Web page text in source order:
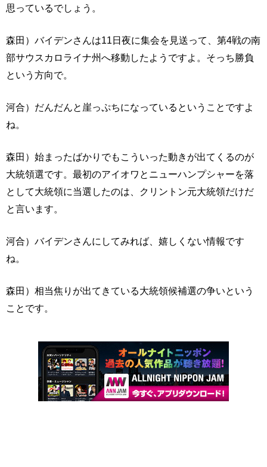
思っているでしょう。
森田）バイデンさんは11日夜に集会を見送って、第4戦の南
部サウスカロライナ州へ移動したようですよ。そっち勝負
という方向で。
河合）だんだんと崖っぷちになっているということですよ
ね。
森田）始まったばかりでもこういった動きが出てくるのが
大統領選です。最初のアイオワとニューハンプシャーを落
として大統領に当選したのは、クリントン元大統領だけだ
と言います。
河合）バイデンさんにしてみれば、嬉しくない情報です
ね。
森田）相当焦りが出てきている大統領候補選の争いという
ことです。